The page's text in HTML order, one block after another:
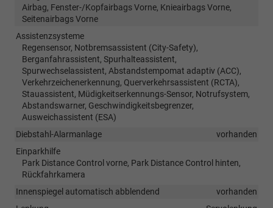
Airbag, Fenster-/Kopfairbags Vorne, Knieairbags Vorne,
Seitenairbags Vorne
Assistenzsysteme
Regensensor, Notbremsassistent (City-Safety),
Berganfahrassistent, Spurhalteassistent,
Spurwechselassistent, Abstandstempomat adaptiv (ACC),
Verkehrzeichenerkennung, Querverkehrsassistent (RCTA),
Stauassistent, Müdigkeitserkennungs-Sensor, Notrufsystem,
Abstandswarner, Geschwindigkeitsbegrenzer,
Ausweichassistent (ESA)
Diebstahl-Alarmanlage
vorhanden
Einparkhilfe
Park Distance Control vorne, Park Distance Control hinten,
Rückfahrkamera
Innenspiegel automatisch abblendend
vorhanden